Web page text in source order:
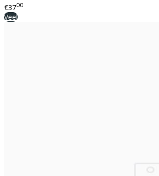
€3700
Veel